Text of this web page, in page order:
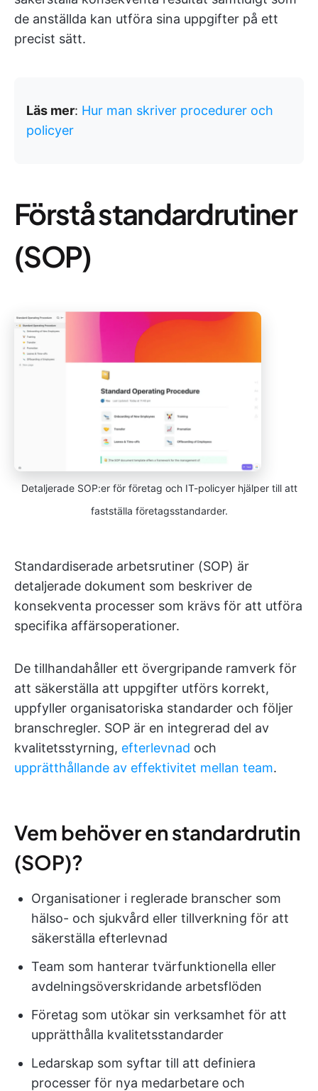
de anställda kan utföra sina uppgifter på ett
precist sätt.
Läs mer: Hur man skriver procedurer och
policyer
Förstå standardrutiner
(SOP)
Detaljerade SOP:er för företag och IT-policyer hjälper till att
fastställa företagsstandarder.
Standardiserade arbetsrutiner (SOP) är
detaljerade dokument som beskriver de
konsekventa processer som krävs för att utföra
specifika affärsoperationer.
De tillhandahåller ett övergripande ramverk för
att säkerställa att uppgifter utförs korrekt,
uppfyller organisatoriska standarder och följer
branschregler. SOP är en integrerad del av
kvalitetsstyrning, efterlevnad och
upprätthållande av effektivitet mellan team.
Vem behöver en standardrutin
(SOP)?
Organisationer i reglerade branscher som
hälso- och sjukvård eller tillverkning för att
säkerställa efterlevnad
Team som hanterar tvärfunktionella eller
avdelningsöverskridande arbetsflöden
Företag som utökar sin verksamhet för att
upprätthålla kvalitetsstandarder
Ledarskap som syftar till att definiera
processer för nya medarbetare och